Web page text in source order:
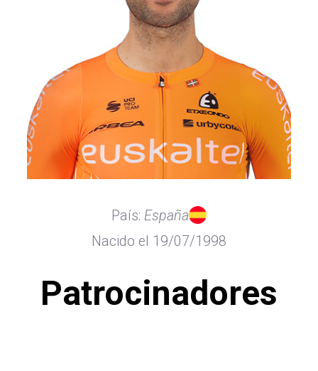
País: España
Nacido el 19/07/1998
Patrocinadores